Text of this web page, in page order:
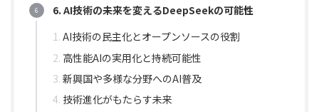
6. AI技術の未来を変えるDeepSeekの可能性
AI技術の民主化とオープンソースの役割
高性能AIの実用化と持続可能性
新興国や多様な分野へのAI普及
技術進化がもたらす未来